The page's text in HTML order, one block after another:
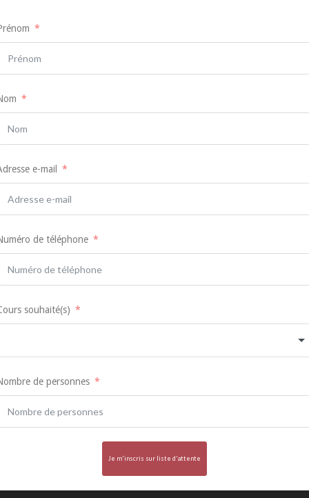
e-mail
de téléphone
souhaité(s)
de personnes
Je m'inscris sur liste d'attente